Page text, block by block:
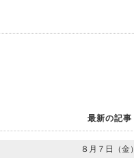
最新の記事
８月７日（金）